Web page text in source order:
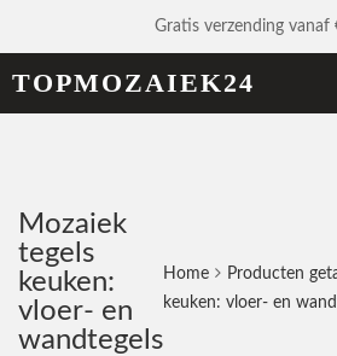
Gratis verzending vanaf
TOPMOZAIEK24
Mozaiek
tegels
keuken:
vloer- en
wandtegels
Home
Producten
keuken: vloer- en